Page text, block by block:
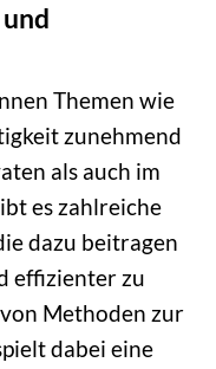
Themen wie
zunehmend
als auch im
es zahlreiche
dazu beitragen
effizienter zu
Methoden zur
dabei eine